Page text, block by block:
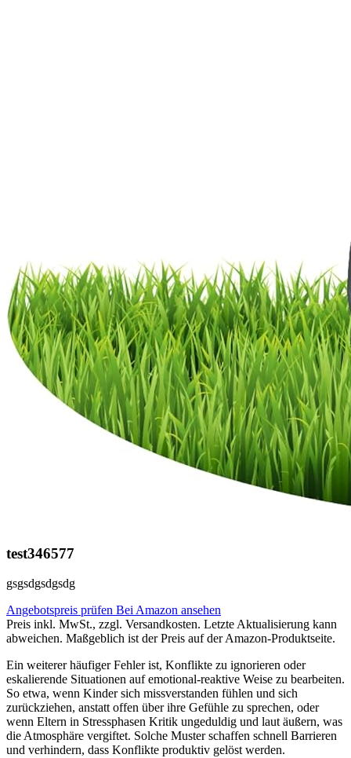
test346577
gsgsdgsdgsdg
Angebotspreis prüfen Bei Amazon ansehen
Preis inkl. MwSt., zzgl. Versandkosten. Letzte Aktualisierung kann
abweichen. Maßgeblich ist der Preis auf der Amazon-Produktseite.
Ein weiterer häufiger Fehler ist, Konflikte zu ignorieren oder
eskalierende Situationen auf emotional-reaktive Weise zu bearbeiten.
So etwa, wenn Kinder sich missverstanden fühlen und sich
zurückziehen, anstatt offen über ihre Gefühle zu sprechen, oder
wenn Eltern in Stressphasen Kritik ungeduldig und laut äußern, was
die Atmosphäre vergiftet. Solche Muster schaffen schnell Barrieren
und verhindern, dass Konflikte produktiv gelöst werden.